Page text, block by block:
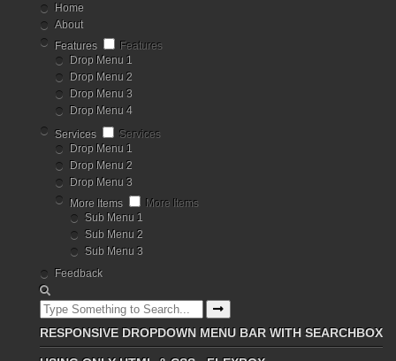
Home
About
Features
Features
Drop Menu 1
Drop Menu 2
Drop Menu 3
Drop Menu 4
Services
Services
Drop Menu 1
Drop Menu 2
Drop Menu 3
More Items
More Items
Sub Menu 1
Sub Menu 2
Sub Menu 3
Feedback
RESPONSIVE DROPDOWN MENU BAR WITH SEARCHBOX